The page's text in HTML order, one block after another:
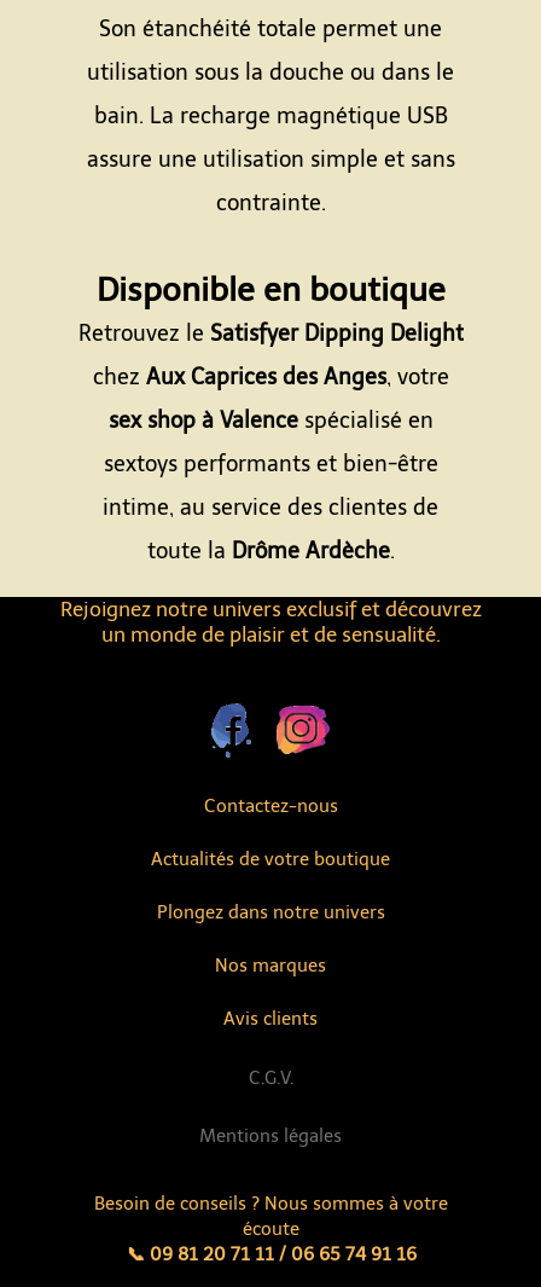
Contactez-nous
Actualités de votre boutique
Avis clients
Nos marques
Rejoignez notre univers exclusif et découvrez
un monde de plaisir et de sensualité.
Besoin de conseils ? Nous sommes à votre
écoute
📞 09 81 20 71 11 / 06 65 74 91 16
Plongez dans notre univers
Mentions légales
C.G.V.
Son étanchéité totale permet une
utilisation sous la douche ou dans le
bain. La recharge magnétique USB
assure une utilisation simple et sans
contrainte.
Disponible en boutique
Retrouvez le Satisfyer Dipping Delight
chez Aux Caprices des Anges, votre
sex shop à Valencespécialisé en
sextoys performants et bien-être
intime, au service des clientes de
toute la Drôme Ardèche.